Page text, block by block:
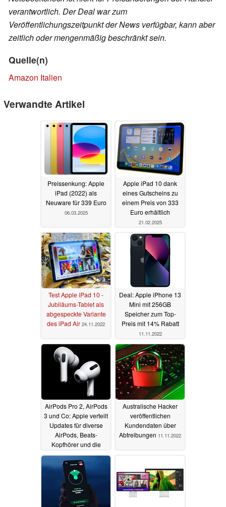
verantwortlich. Der Deal war zum
Veröffentlichungszeitpunkt der News verfügbar, kann aber
zeitlich oder mengenmäßig beschränkt sein.
Quelle(n)
Amazon Italien
Verwandte Artikel
Preissenkung: Apple
iPad (2022) als
Neuware für 339 Euro
06.03.2025
Apple iPad 10 dank
eines Gutscheins zu
einem Preis von 333
Euro erhältlich
21.02.2025
Test Apple iPad 10 -
Jubiläums-Tablet als
abgespeckte Variante
des iPad Air 24.11.2022
Deal: Apple iPhone 13
Mini mit 256GB
Speicher zum Top-
Preis mit 14% Rabatt
11.11.2022
AirPods Pro 2, AirPods
3 und Co: Apple verteilt
Updates für diverse
AirPods, Beats-
Kopfhörer und die
AirTags11.11.2022
Australische Hacker
veröffentlichen
Kundendaten über
Abtreibungen 11.11.2022